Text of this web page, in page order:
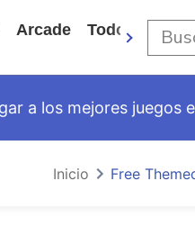
Arcade Todos Los
a los mejores juegos
Inicio Free